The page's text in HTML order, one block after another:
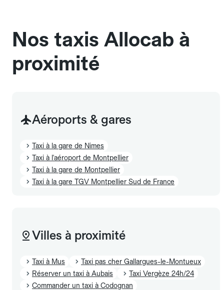
Nos taxis Allocab à
proximité
Aéroports & gares
Taxi à la gare de Nimes
Taxi à l'aéroport de Montpellier
Taxi à la gare de Montpellier
Taxi à la gare TGV Montpellier Sud de France
Villes à proximité
Taxi à Mus
Taxi pas cher Gallargues-le-Montueux
Réserver un taxi à Aubais
Taxi Vergèze 24h/24
Commander un taxi à Codognan